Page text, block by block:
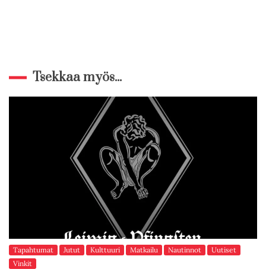
Tsekkaa myös...
Tapahtumat Jutut Kulttuuri Matkailu Nautinnot
Uutiset
Vinkit